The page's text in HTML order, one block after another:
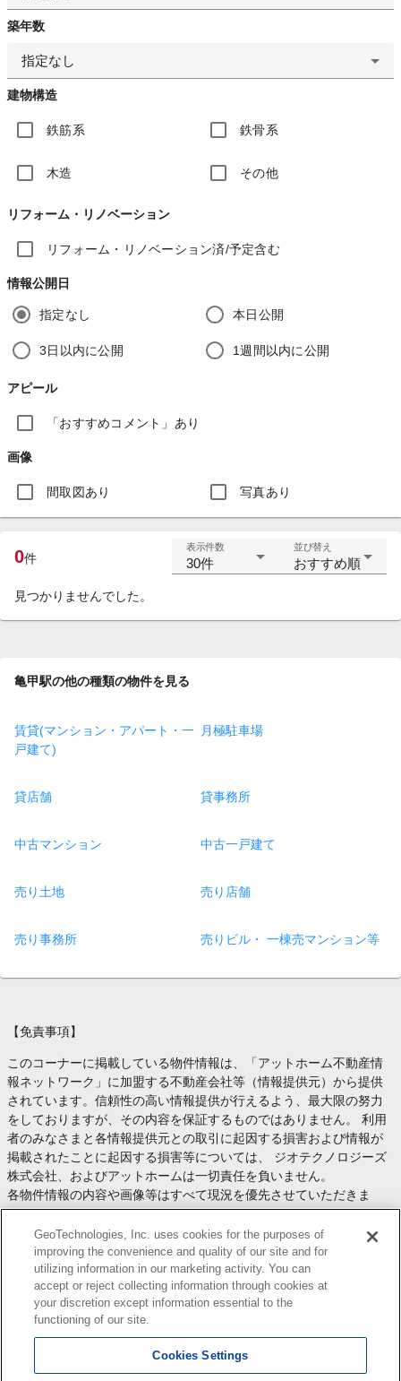
築年数
指定なし
建物構造
鉄筋系 鉄骨系
木造 その他
リフォーム・リノベーション
リフォーム・リノベーション済/予定含む
情報公開日
指定なし 本日公開
3日以内に公開 1週間以内に公開
アピール
「おすすめコメント」あり
画像
間取図あり 写真あり
0件
表示件数
30件
並び替え
おすすめ順
見つかりませんでした。
亀甲駅の他の種類の物件を見る
賃貸(マンション・アパート・一
戸建て)
月極駐車場
貸店舗 貸事務所
中古マンション 中古一戸建て
売り土地 売り店舗
売り事務所 売りビル・ 一棟売マンション等
【免責事項】
このコーナーに掲載している物件情報は、「アットホーム不動産情
報ネットワーク」に加盟する不動産会社等（情報提供元）から提供
されています。信頼性の高い情報提供が行えるよう、最大限の努力
をしておりますが、その内容を保証するものではありません。 利用
者のみなさまと各情報提供元との取引に起因する損害および情報が
掲載されたことに起因する損害等については、 ジオテクノロジーズ
株式会社、およびアットホームは一切責任を負いません。
各物件情報の内容や画像等はすべて現況を優先させていただきま
す。
お取引等（お取引の準備、資金調達等を含みます）の際には、内容
や契約条件等について、 各情報提供元より十分な説明を受け、ご自
身でご確認の上、判断してください。
このコーナーへの物件情報のご掲載、その他不動産業務ソリューシ
ョン等についての不動産会社様のお問合せはこちら
します。
GeoTechnologies, Inc. uses cookies for the purposes of
improving the convenience and quality of our site and for
utilizing information in our marketing activity. You can
accept or reject collecting information through cookies at
your discretion except information essential to the
functioning of our site.
Cookies Settings